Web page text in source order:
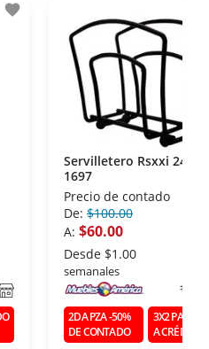
de Ética de la
Internet (AIMX).
lista de socios Activos de
favorite
Servilletero Rsxxi 2415-
1697
Precio de contado
De: $100.00
A: $60.00
Desde $1.00
semanales
2DA PZA -50%
DE CONTADO
3X2
A CRÉDITO